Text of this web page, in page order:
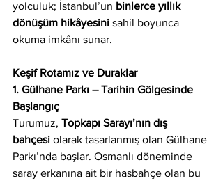
yolculuk; İstanbul’un binlerce yıllık
dönüşüm hikâyesini sahil boyunca
okuma imkânı sunar.
Keşif Rotamız ve Duraklar
1. Gülhane Parkı – Tarihin Gölgesinde
Başlangıç
Turumuz, Topkapı Sarayı’nın dış
bahçesi olarak tasarlanmış olan Gülhane
Parkı’nda başlar. Osmanlı döneminde
saray erkanına ait bir hasbahçe olan bu